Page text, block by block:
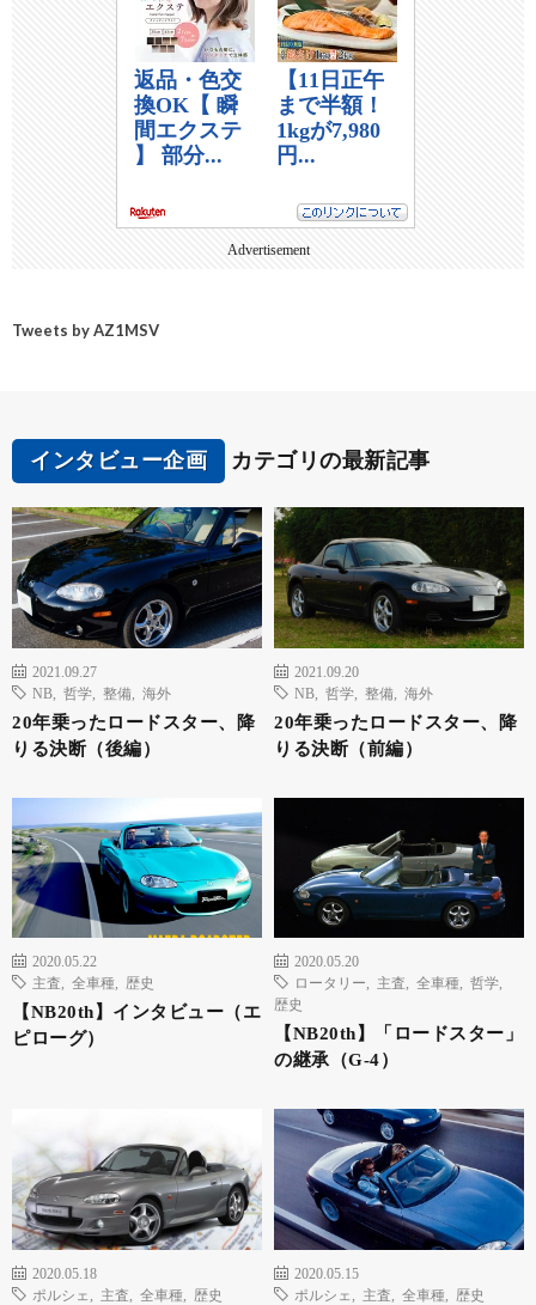
Advertisement
Tweets by AZ1MSV
インタビュー企画 カテゴリの最新記事
2021.09.27
NB
哲学 整備 海外
20年乗ったロードスター、降
りる決断（後編）
2021.09.20
NB
哲学 整備 海外
20年乗ったロードスター、降
りる決断（前編）
2020.05.22
主査
全車種 歴史
【NB20th】インタビュー（エ
ピローグ）
2020.05.20
ロータリー
主査 全車種 哲学
歴史
【NB20th】「ロードスター」
の継承（G-4）
2020.05.18
ポルシェ
主査 全車種 歴史
2020.05.15
ポルシェ
主査 全車種 歴史